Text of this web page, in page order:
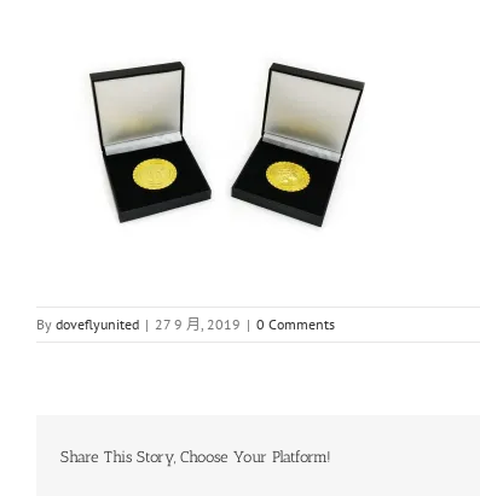
By doveflyunited | 27 9 月, 2019 | 0 Comments
Share This Story, Choose Your Platform!